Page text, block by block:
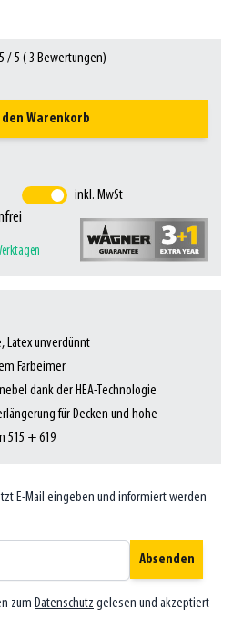
/ 5 ( 3 Bewertungen)
den Warenkorb
inkl. MwSt
Latex unverdünnt
Farbeimer
dank der HEA-Technologie
für Decken und hohe
515 + 619
E-Mail eingeben und informiert werden
Absenden
zum Datenschutz gelesen und akzeptiert